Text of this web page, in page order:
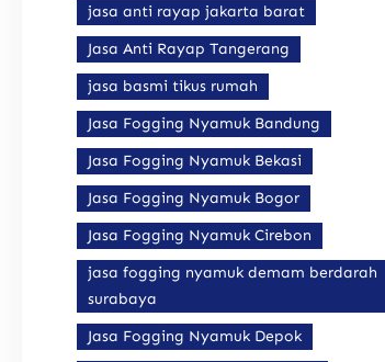
jasa anti rayap jakarta barat
Jasa Anti Rayap Tangerang
jasa basmi tikus rumah
Jasa Fogging Nyamuk Bandung
Jasa Fogging Nyamuk Bekasi
Jasa Fogging Nyamuk Bogor
Jasa Fogging Nyamuk Cirebon
jasa fogging nyamuk demam berdarah
surabaya
Jasa Fogging Nyamuk Depok